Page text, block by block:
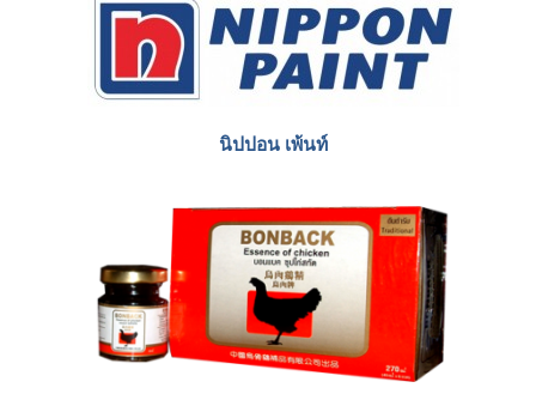
นิปปอน เพ้นท์